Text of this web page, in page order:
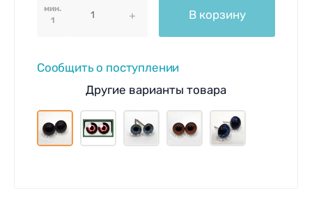
мин.
1
В корзину
Сообщить о поступлении
Другие варианты товара